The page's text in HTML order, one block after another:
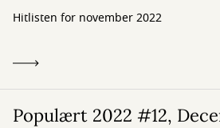
Hitlisten for november 2022
Populært 2022 #12,